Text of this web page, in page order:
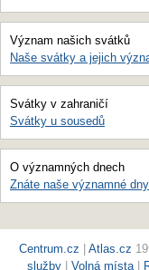
Význam našich svátků
Naše svátky a jejich
Svátky v zahraničí
Svátky u sousedů
O významných dnech
Znáte naše významné
Centrum.cz Atlas.cz
služby
Volná místa|